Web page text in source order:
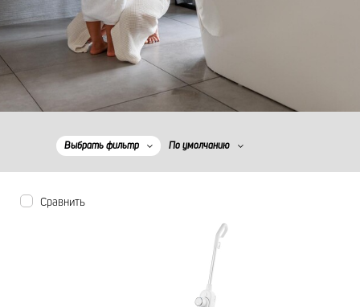
Выбрать фильтр По умолчанию
Сравнить